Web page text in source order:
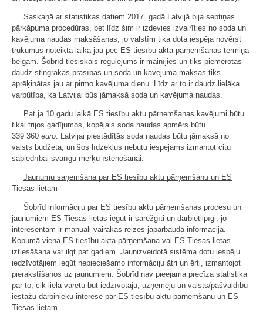
Saskaņā ar statistikas datiem 2017. gadā Latvijā bija septiņas
pārkāpuma procedūras, bet līdz šim ir izdevies izvairīties no soda un
kavējuma naudas maksāšanas, jo valstīm tika dota iespēja novērst
trūkumus noteiktā laikā jau pēc ES tiesību akta pārņemšanas termiņa
beigām. Šobrīd tiesiskais regulējums ir mainījies un tiks piemērotas
daudz stingrākas prasības un soda un kavējuma maksas tiks
aprēķinātas jau ar pirmo kavējuma dienu. Līdz ar to ir daudz lielāka
varbūtība, ka Latvijai būs jāmaksā soda un kavējuma naudas.
Pat ja 10 gadu laikā ES tiesību aktu pārņemšanas kavējumi būtu
tikai trijos gadījumos, kopējais soda naudas apmērs būtu
339 360 euro . Latvijai piestādītās soda naudas būtu jāmaksā no
valsts budžeta, un šos līdzekļus nebūtu iespējams izmantot citu
sabiedrībai svarīgu mērķu īstenošanai.
Jaunumu saņemšana par ES tiesību aktu pārņemšanu un ES
Tiesas lietām
Šobrīd informāciju par ES tiesību aktu pārņemšanas procesu un
jaunumiem ES Tiesas lietās iegūt ir sarežģīti un darbietilpīgi, jo
interesentam ir manuāli vairākas reizes jāpārbauda informācija.
Kopumā viena ES tiesību akta pārņemšana vai ES Tiesas lietas
iztiesāšana var ilgt pat gadiem. Jaunizveidotā sistēma dotu iespēju
iedzīvotājiem iegūt nepieciešamo informāciju ātri un ērti, izmantojot
pierakstīšanos uz jaunumiem. Šobrīd nav pieejama precīza statistika
par to, cik liela varētu būt iedzīvotāju, uzņēmēju un valsts/pašvaldību
iestāžu darbinieku interese par ES tiesību aktu pārņemšanu un ES
Tiesas lietām.